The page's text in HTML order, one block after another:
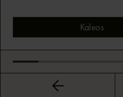
Kaleos
Bekijk montuur